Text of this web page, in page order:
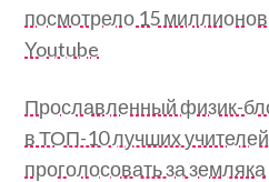
посмотрело 15
Youtube
Прославленный физик-
в ТОП-10 лучших
проголосовать за земляка